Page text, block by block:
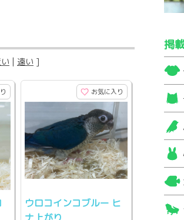
| 遠い ]
お気に入り
ウロコインコブルー ヒ
掲